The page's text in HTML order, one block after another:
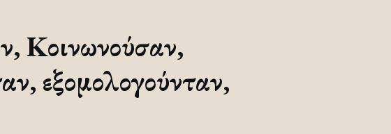
Κοινωνούσαν,
εξομολογούνταν,